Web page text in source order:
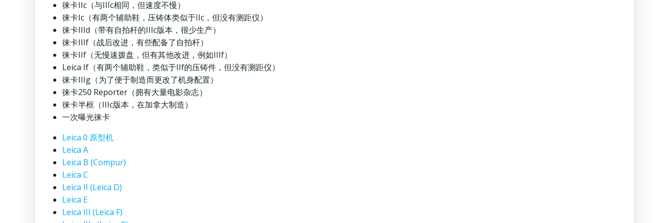
徕卡IIc（与IIIc相同，但速度不慢）
徕卡Ic（有两个辅助鞋，压铸体类似于IIc，但没有测距仪）
徕卡IIId（带有自拍杆的IIIc版本，很少生产）
徕卡IIIf（战后改进，有些配备了自拍杆）
徕卡IIf（无慢速拨盘，但有其他改进，例如IIIf）
Leica If（有两个辅助鞋，类似于IIf的压铸件，但没有测距仪）
徕卡IIIg（为了便于制造而更改了机身配置）
徕卡250 Reporter（拥有大量电影杂志）
徕卡半框（IIIc版本，在加拿大制造）
一次曝光徕卡
Leica 0 原型机
Leica A
Leica B (Compur)
Leica C
Leica II (Leica D)
Leica E
Leica III (Leica F)